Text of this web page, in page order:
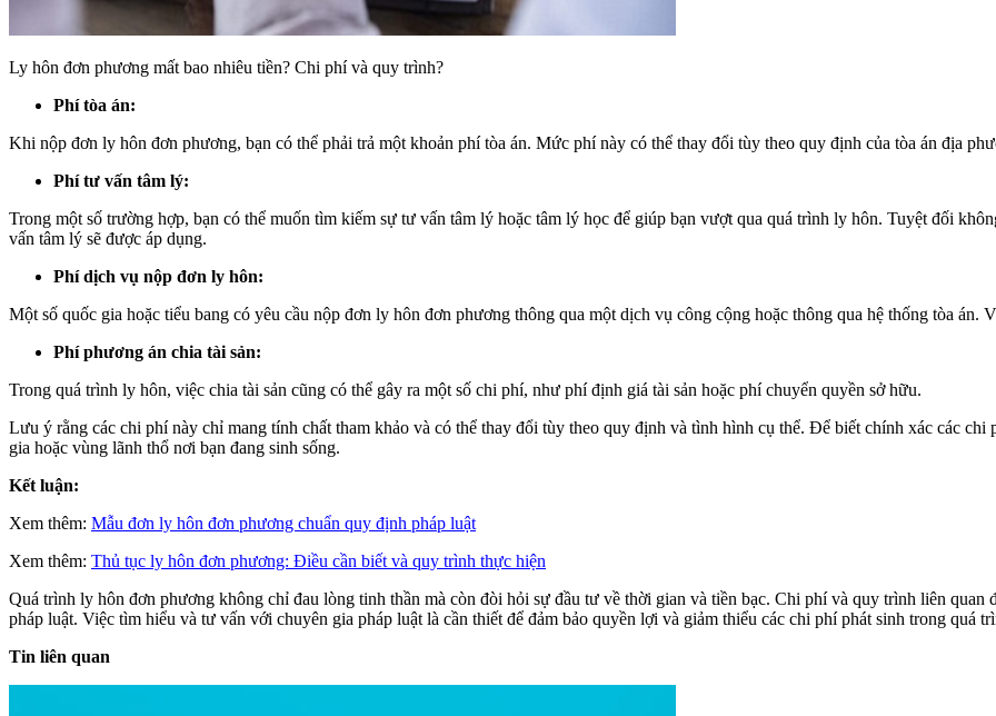
Ly hôn đơn phương mất bao nhiêu tiền? Chi phí và quy trình?
Phí tòa án:
Khi nộp đơn ly hôn đơn phương, bạn có thể phải trả một khoản phí tòa án. Mức phí này có thể thay đổi tùy theo quy định của tòa án địa
Phí tư vấn tâm lý:
Trong một số trường hợp, bạn có thể muốn tìm kiếm sự tư vấn tâm lý hoặc tâm lý học để giúp bạn vượt qua quá trình ly hôn. Tuyệt đối
vấn tâm lý sẽ được áp dụng.
Phí dịch vụ nộp đơn ly hôn:
Một số quốc gia hoặc tiểu bang có yêu cầu nộp đơn ly hôn đơn phương thông qua một dịch vụ công cộng hoặc thông qua hệ thống tòa án.
Phí phương án chia tài sản:
Trong quá trình ly hôn, việc chia tài sản cũng có thể gây ra một số chi phí, như phí định giá tài sản hoặc phí chuyển quyền sở hữu.
Lưu ý rằng các chi phí này chỉ mang tính chất tham khảo và có thể thay đổi tùy theo quy định và tình hình cụ thể. Để biết chính xác các
gia hoặc vùng lãnh thổ nơi bạn đang sinh sống.
Kết luận:
Xem thêm: Mẫu đơn ly hôn đơn phương chuẩn quy định pháp luật
Xem thêm: Thủ tục ly hôn đơn phương: Điều cần biết và quy trình thực hiện
Quá trình ly hôn đơn phương không chỉ đau lòng tinh thần mà còn đòi hỏi sự đầu tư về thời gian và tiền bạc. Chi phí và quy trình liên quan
pháp luật. Việc tìm hiểu và tư vấn với chuyên gia pháp luật là cần thiết để đảm bảo quyền lợi và giảm thiểu các chi phí phát sinh trong quá
Tin liên quan